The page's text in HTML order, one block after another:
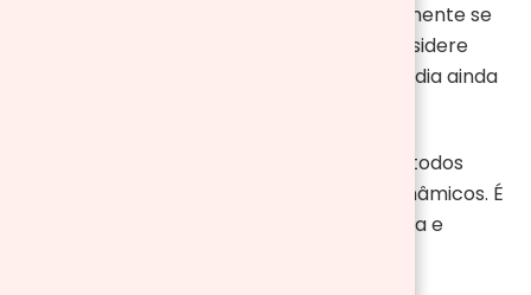
divertir com amigos e familiares, especialmente se
houver crianças pequenas presentes. Considere
planejar algumas atividades para tornar o dia ainda
para que todos
possam participar de jogos divertidos e dinâmicos. É
uma excelente maneira de queimar energia e